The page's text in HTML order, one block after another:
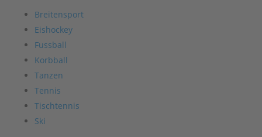
Breitensport
Eishockey
Fussball
Korbball
Tanzen
Tennis
Tischtennis
Ski